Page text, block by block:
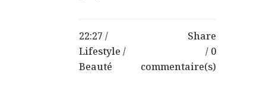
22:27 /
Lifestyle /
Beauté
Share
0
commentaire(s)